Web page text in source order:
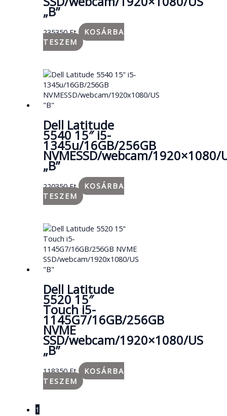
„B”
235350Ft
KOSÁRBA
TESZEM
Dell Latitude
5540 15″ i5-
1345u/16GB/256GB
NVMESSD/webcam/1920×1080/
„B”
220350Ft
KOSÁRBA
TESZEM
Dell Latitude
5520 15″
Touch i5-
1145G7/16GB/256GB
NVME
SSD/webcam/1920×1080/US
„B”
118350Ft
KOSÁRBA
TESZEM
1